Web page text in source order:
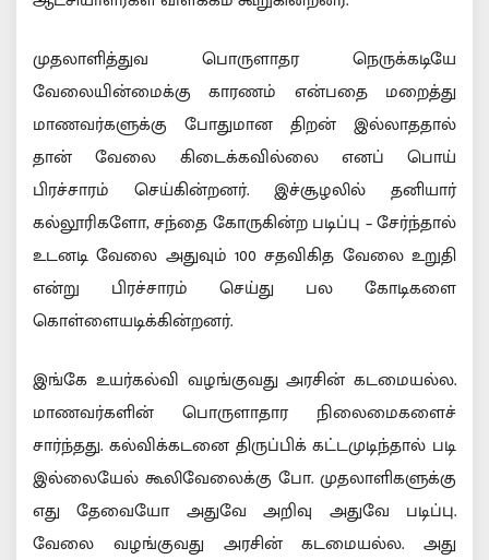
முதலாளித்துவ பொருளாதர நெருக்கடியே
வேலையின்மைக்கு காரணம் என்பதை மறைத்து
மாணவர்களுக்கு போதுமான திறன் இல்லாததால்
தான் வேலை கிடைக்கவில்லை எனப் பொய்
பிரச்சாரம் செய்கின்றனர். இச்சூழலில் தனியார்
கல்லூரிகளோ, சந்தை கோருகின்ற படிப்பு – சேர்ந்தால்
உடனடி வேலை அதுவும் 100 சதவிகித வேலை உறுதி
என்று பிரச்சாரம் செய்து பல கோடிகளை
கொள்ளையடிக்கின்றனர்.
இங்கே உயர்கல்வி வழங்குவது அரசின் கடமையல்ல.
மாணவர்களின் பொருளாதார நிலைமைகளைச்
சார்ந்தது. கல்விக்கடனை திருப்பிக் கட்டமுடிந்தால் படி
இல்லையேல் கூலிவேலைக்கு போ. முதலாளிகளுக்கு
எது தேவையோ அதுவே அறிவு அதுவே படிப்பு.
வேலை வழங்குவது அரசின் கடமையல்ல. அது